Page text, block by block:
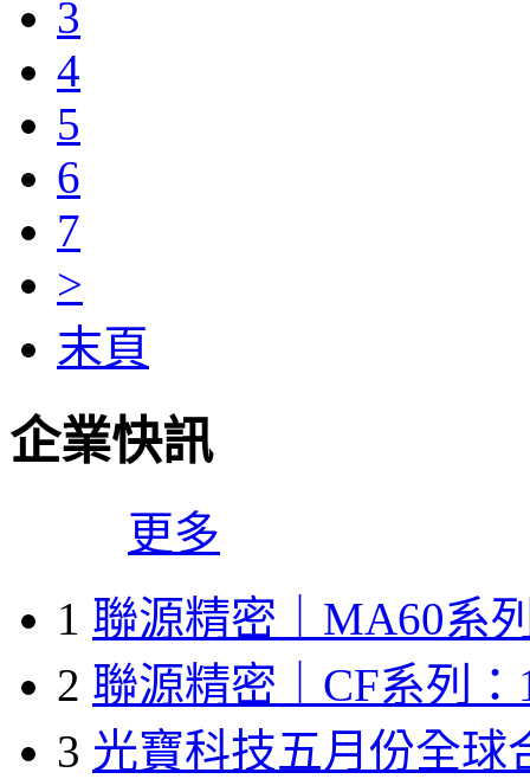
3
4
5
6
7
>
末頁
企業快訊
更多
1 聯源精密｜MA60系
2 聯源精密｜CF系列：
3 光寶科技五月份全球